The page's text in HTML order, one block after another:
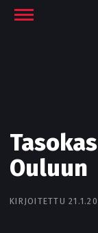
Ouluun
KIRJOITETTU